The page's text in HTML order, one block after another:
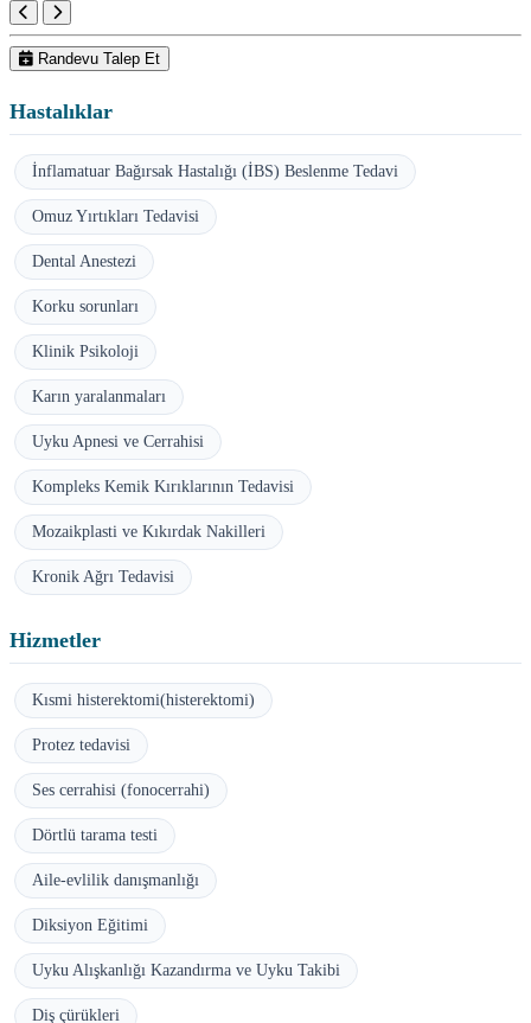
Randevu Talep Et
Hastalıklar
İnflamatuar Bağırsak Hastalığı (İBS) Beslenme Tedavi
Omuz Yırtıkları Tedavisi
Dental Anestezi
Korku sorunları
Klinik Psikoloji
Karın yaralanmaları
Uyku Apnesi ve Cerrahisi
Kompleks Kemik Kırıklarının Tedavisi
Mozaikplasti ve Kıkırdak Nakilleri
Kronik Ağrı Tedavisi
Hizmetler
Kısmi histerektomi(histerektomi)
Protez tedavisi
Ses cerrahisi (fonocerrahi)
Dörtlü tarama testi
Aile-evlilik danışmanlığı
Diksiyon Eğitimi
Uyku Alışkanlığı Kazandırma ve Uyku Takibi
Diş çürükleri